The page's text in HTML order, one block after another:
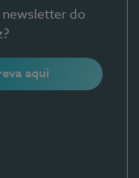
newsletter do
aqui